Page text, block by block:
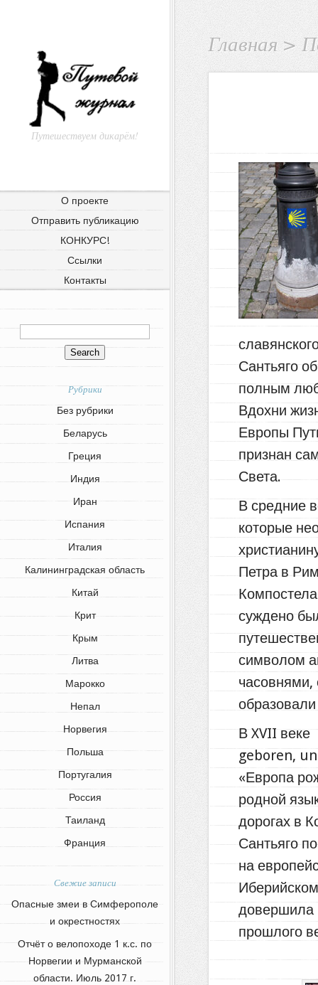
Путешествуем дикарём!
О проекте
Отправить публикацию
КОНКУРС!
Ссылки
Контакты
Рубрики
Без рубрики
Беларусь
Греция
Индия
Иран
Испания
Италия
Калининградская область
Китай
Крит
Крым
Литва
Марокко
Непал
Норвегия
Польша
Португалия
Россия
Таиланд
Франция
Свежие записи
Опасные змеи в Симферополе
и окрестностях
Отчёт о велопоходе 1 к.с. по
Норвегии и Мурманской
области. Июль 2017 г.
Главная >
Сантьяго
полным
Вдохни
Европы
признан
Света.
В средние
которые
Петра в
суждено
символом
часовнями,
В XVII
geboren,
«Европа
родной
дорогах в
Сантьяго
на
довершила
прошлого